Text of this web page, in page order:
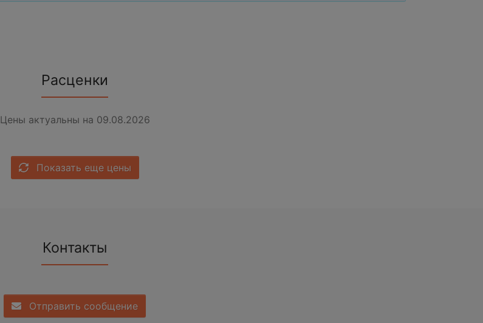
Расценки
Цены актуальны на 09.08.2026
Показать еще цены
Контакты
Отправить сообщение